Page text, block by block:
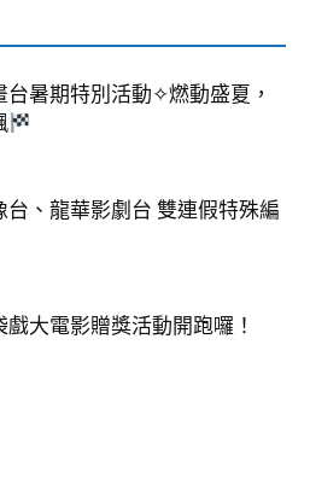
台暑期特別活動✧燃動盛夏，
台、龍華影劇台 雙連假特殊編
大電影贈獎活動開跑囉！